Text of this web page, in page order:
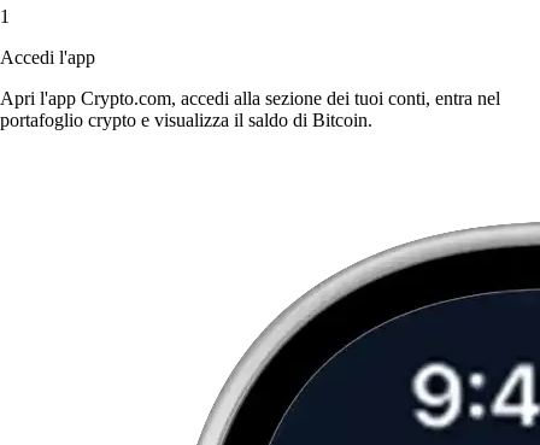
1
Accedi l'app
Apri l'app Crypto.com, accedi alla sezione dei tuoi conti, entra nel
portafoglio crypto e visualizza il saldo di Bitcoin.